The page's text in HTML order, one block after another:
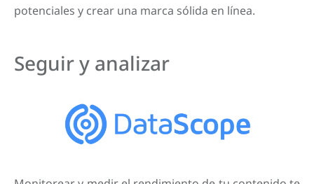
potenciales y crear una marca sólida en línea.
Seguir y analizar